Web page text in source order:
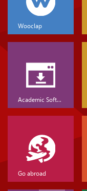
Wooclap
Academic Software
Go abroad